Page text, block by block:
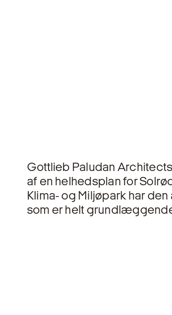
Gottlieb Paludan
af en helhedsplan for
Klima- og Miljøpark har
som er helt